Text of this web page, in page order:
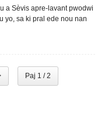
a Sèvis apre-lavant pwodwi
yo, sa ki pral ede nou nan
kalite an premye, kliyan
ASV Rubber Tracks, Nou
Paj 1 / 2